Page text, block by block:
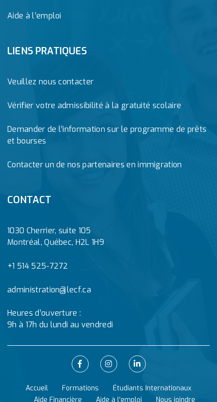
Aide à l’emploi
LIENS PRATIQUES
Veuillez nous contacter
Vérifier votre admissibilité à la gratuité scolaire
Demander de l’information sur le programme de prêts
et bourses
Contacter un de nos partenaires en immigration
CONTACT
1030 Cherrier, suite 105
Montréal, Québec, H2L 1H9
+1 514 525-7272
administration@lecf.ca
Heures d’ouverture :
9h à 17h du lundi au vendredi
Accueil Formations
Étudiants Internationaux
Aide Financière
Aide à l'emploi Nous joindre